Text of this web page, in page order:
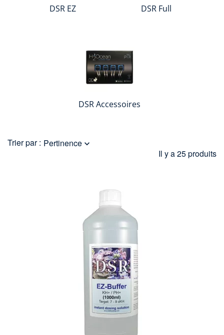
Le rapport de dosage (théorique) tampon EZ: EZ Calcium:
dynamique.
EZ Trace contient: Magnésium, Sulfate, Potassium, Bore,
Iodure et Manganèse. Avec cela, toutes les substances
essentielles sont structurellement complétées, de sorte que
les mesures et les corrections peuvent être encore
DSR EZ DSR Full
DSR Accessoires
Trier par : Pertinence 
Il y a 25 produits